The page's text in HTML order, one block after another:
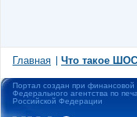
Главная Что такое
Портал создан при финансовой
Федерального агентства по
Российской Федерации